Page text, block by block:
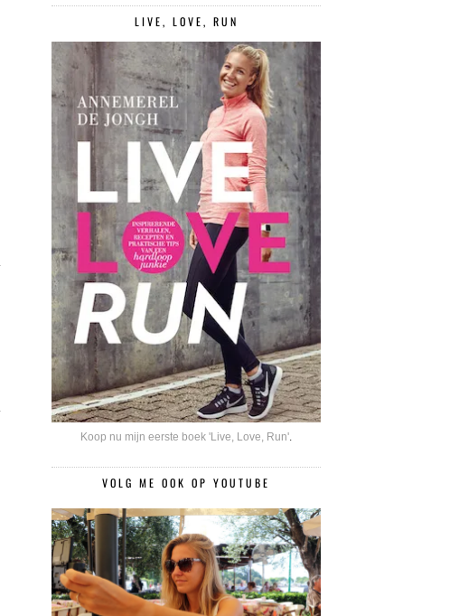
LIVE, LOVE, RUN
Koop nu mijn eerste boek 'Live, Love, Run'.
VOLG ME OOK OP YOUTUBE